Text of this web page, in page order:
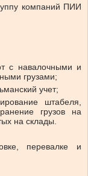
компаний ПИИ
с навалочными и
грузами;
учет;
штабеля,
грузов на
на склады.
перевалке и